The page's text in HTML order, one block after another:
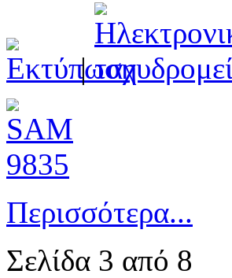
|
Περισσότερα...
Σελίδα 3 από 8